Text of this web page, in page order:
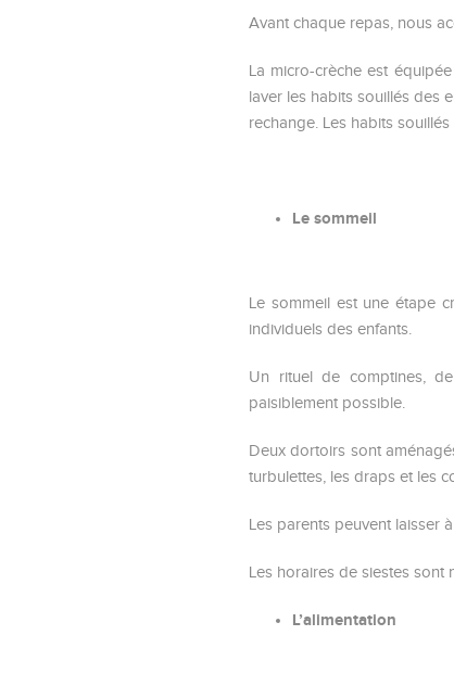
Avant chaque repas, nous
La micro-crèche est
laver les habits souillés des
rechange. Les habits
Le sommeil
Le sommeil est une étape
individuels des enfants.
Un rituel de comptines,
paisiblement possible.
Deux dortoirs sont
turbulettes, les draps et les
Les parents peuvent laisser
Les horaires de siestes sont
L’alimentation